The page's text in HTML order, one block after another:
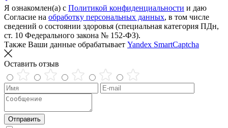
Я ознакомлен(а) с Политикой конфиденциальности и даю
Согласие на обработку персональных данных, в том числе
сведений о состоянии здоровья (специальная категория ПДн,
ст. 10 Федерального закона № 152-ФЗ).
Также Ваши данные обрабатывает Yandex SmartCaptcha
Оставить отзыв
Отправить